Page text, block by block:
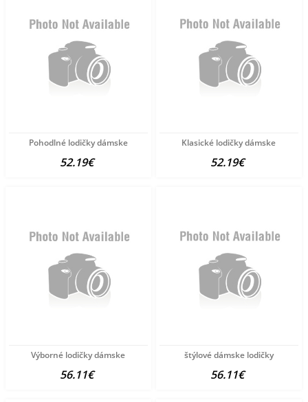
Pohodlné lodičky dámske
52.19€
Klasické lodičky dámske
52.19€
Výborné lodičky dámske
56.11€
štýlové dámske lodičky
56.11€